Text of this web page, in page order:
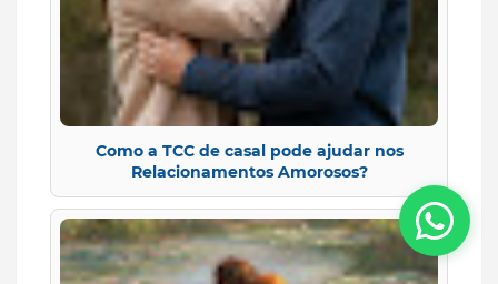
Como a TCC de casal pode ajudar nos
Relacionamentos Amorosos?